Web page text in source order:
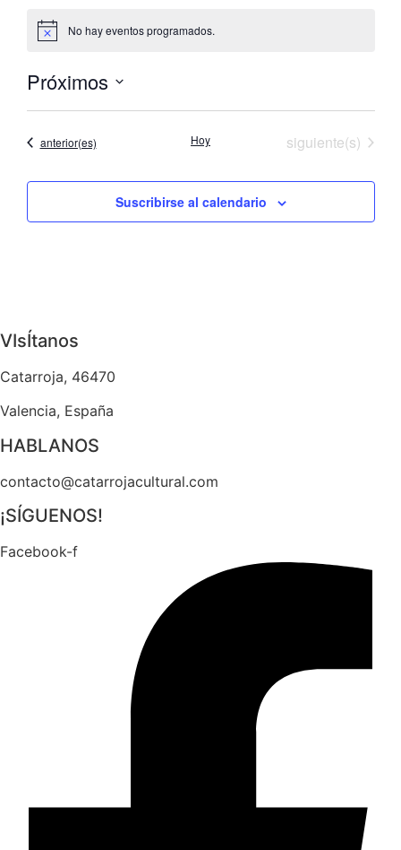
Aviso No hay eventos programados.
Próximos
la
Eventos
anterior(es) Hoy Eventos
siguiente(s)
Suscribirse al calendario
VIsÍtanos
Catarroja, 46470
Valencia, España
HABLANOS
contacto@catarrojacultural.com
¡SÍGUENOS!
Facebook-f